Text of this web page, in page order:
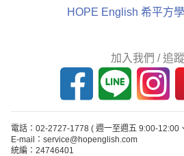
HOPE English 希平方
加入我們 / 追蹤
電話：02-2727-1778 ( 週一至週五 9:00-12:00
E-mail：service@hopenglish.com
統編：24746401